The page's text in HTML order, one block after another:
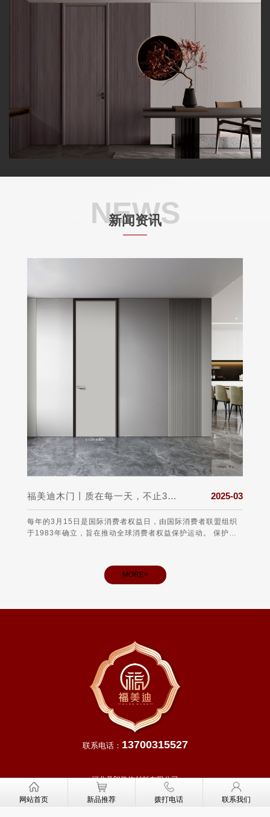
NEWS
新闻资讯
——
福美迪木门丨质在每一天，不止315！ 2025-03
每年的3月15日是国际消费者权益日，由国际消费者联盟组织
于1983年确立，旨在推动全球消费者权益保护运动。 保护消
MORE>
联系电话： 13700315527
河北圣朗装饰材料有限公司
网址： http://www.fmddoor.cn
网站首页 新品推荐 拨打电话 联系我们